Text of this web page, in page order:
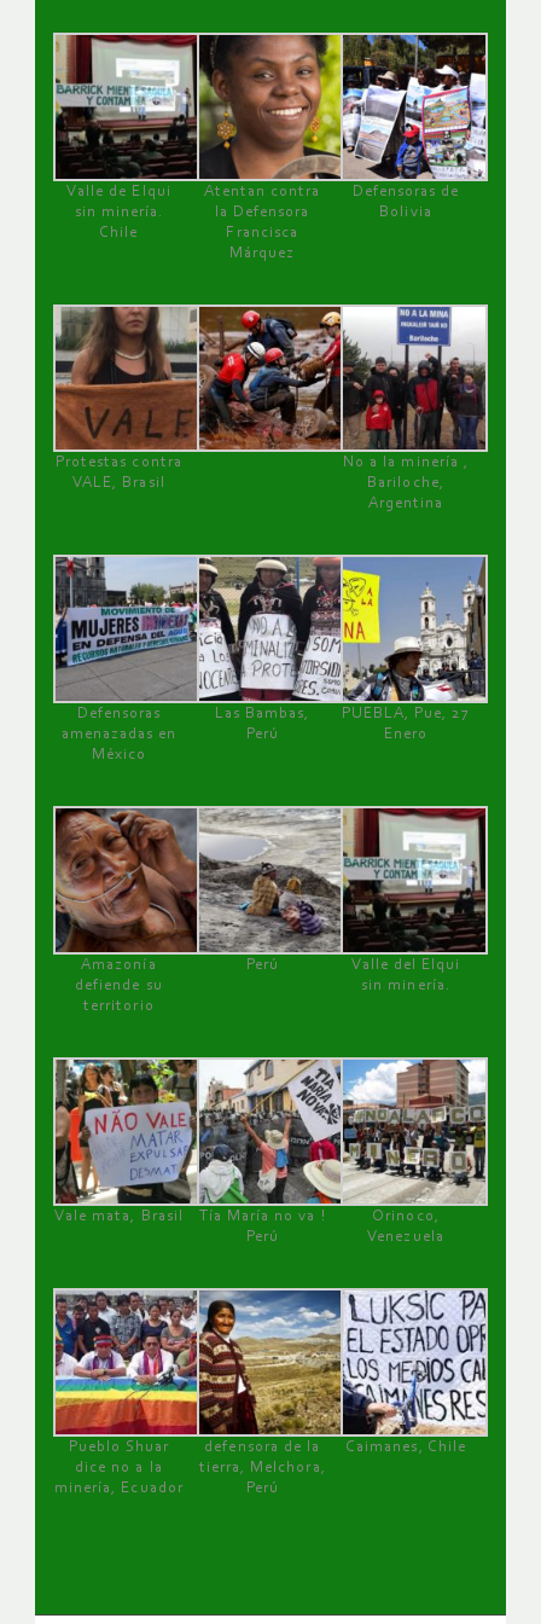
Valle de Elqui
sin minería.
Chile
Atentan contra
la Defensora
Francisca
Márquez
Defensoras de
Bolivia
Protestas contra
VALE, Brasil
No a la minería ,
Bariloche,
Argentina
Defensoras
amenazadas en
México
Las Bambas,
Perú
PUEBLA, Pue, 27
Enero
Amazonía
defiende su
territorio
Perú
Valle del Elqui
sin minería.
Vale mata, Brasil
Tía María no va !
Perú
Orinoco,
Venezuela
Pueblo Shuar
dice no a la
minería, Ecuador
defensora de la
tierra, Melchora,
Perú
Caimanes, Chile